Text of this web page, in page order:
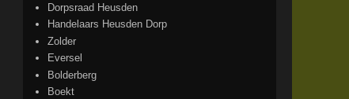
Dorpsraad Heusden
Handelaars Heusden Dorp
Zolder
Eversel
Bolderberg
Boekt